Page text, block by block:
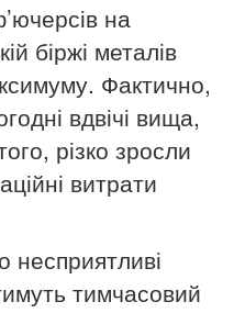
на
біржі металів
Фактично,
вдвічі вища,
різко зросли
витрати
несприятливі
тимчасовий